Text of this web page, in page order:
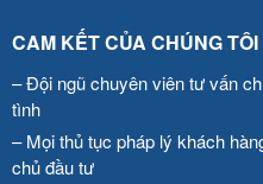
CAM KẾT CỦA CHÚNG TÔI
– Đội ngũ chuyên viên tư vấn
tình
– Mọi thủ tục pháp lý khách
chủ đầu tư